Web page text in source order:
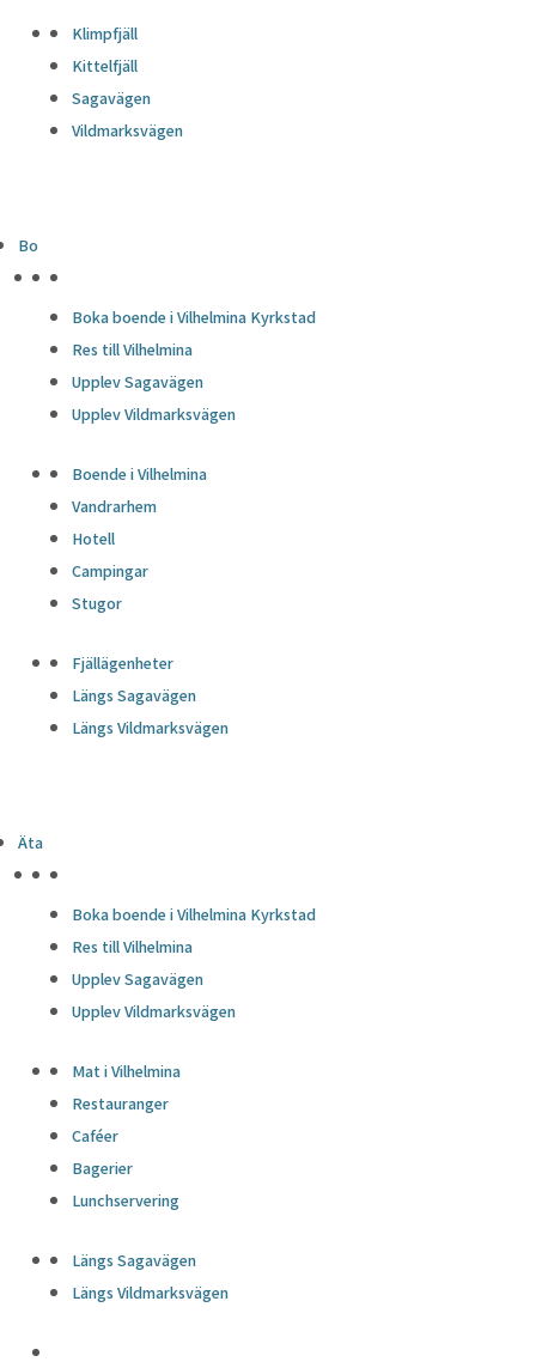
Klimpfjäll
Kittelfjäll
Sagavägen
Vildmarksvägen
Bo
Boka boende i Vilhelmina Kyrkstad
Res till Vilhelmina
Upplev Sagavägen
Upplev Vildmarksvägen
Boende i Vilhelmina
Vandrarhem
Hotell
Campingar
Stugor
Fjällägenheter
Längs Sagavägen
Längs Vildmarksvägen
Äta
Boka boende i Vilhelmina Kyrkstad
Res till Vilhelmina
Upplev Sagavägen
Upplev Vildmarksvägen
Mat i Vilhelmina
Restauranger
Caféer
Bagerier
Lunchservering
Längs Sagavägen
Längs Vildmarksvägen